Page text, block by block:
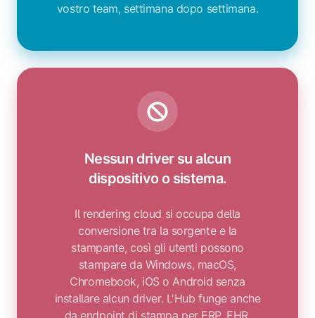
vostro team, settimana dopo settimana.
Nessun driver su alcun
dispositivo o sistema.
Il rendering cloud si occupa della
conversione tra la sorgente e la
stampante, così gli utenti possono
stampare da Windows, macOS,
Chromebook, iOS o Android senza
installare alcun driver. L'Hub funge anche